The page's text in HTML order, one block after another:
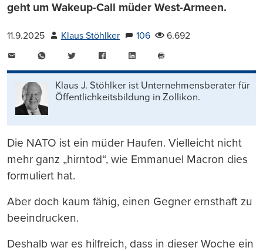
geht um Wakeup-Call müder West-Armeen.
11.9.2025 Klaus Stöhlker 106
6.692
WhatsAppTwitter FacebookLinkedIn
drucken
Klaus J. Stöhlker ist Unternehmens­berater für
Öffentlichkeits­bildung in Zollikon.
Die NATO ist ein müder Haufen. Vielleicht nicht
mehr ganz „hirntod“, wie Emmanuel Macron dies
formuliert hat.
Aber doch kaum fähig, einen Gegner ernsthaft zu
beeindrucken.
Deshalb war es hilfreich, dass in dieser Woche ein